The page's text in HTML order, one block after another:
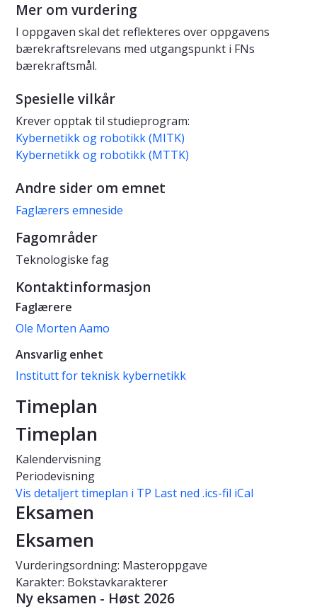
Mer om vurdering
I oppgaven skal det reflekteres over oppgavens
bærekraftsrelevans med utgangspunkt i FNs
bærekraftsmål.
Spesielle vilkår
Krever opptak til studieprogram:
Kybernetikk og robotikk (MITK)
Kybernetikk og robotikk (MTTK)
Andre sider om emnet
Faglærers emneside
Fagområder
Teknologiske fag
Kontaktinformasjon
Faglærere
Ole Morten Aamo
Ansvarlig enhet
Institutt for teknisk kybernetikk
Timeplan
Timeplan
Kalendervisning
Periodevisning
Vis detaljert timeplan i TP Last ned .ics-fil iCal
Eksamen
Eksamen
Vurderingsordning: Masteroppgave
Karakter: Bokstavkarakterer
Ny eksamen - Høst 2026